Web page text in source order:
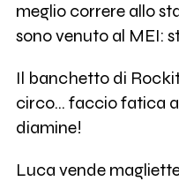
meglio correre allo
sono venuto al MEI:
Il banchetto di
circo... faccio fatica
diamine!
Luca vende